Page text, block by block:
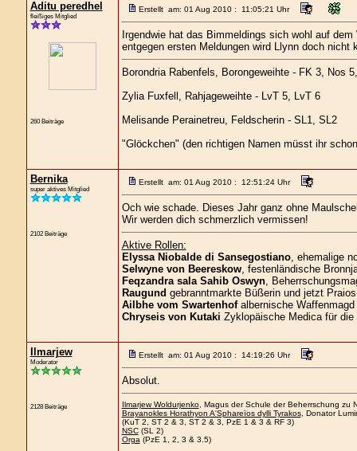
Aditu peredhel
fleißiges Mitglied
260 Beiträge
Erstellt am: 01 Aug 2010 : 11:05:21 Uhr
Irgendwie hat das Bimmeldings sich wohl auf
entgegen ersten Meldungen wird Llynn doch nicht
Borondria Rabenfels, Borongeweihte - FK 3, Nos
Zylia Fuxfell, Rahjageweihte - LvT 5, LvT 6
Melisande Perainetreu, Feldscherin - SL1, SL2
"Glöckchen" (den richtigen Namen müsst ihr
Bernika
super aktives Mitglied
2102 Beiträge
Erstellt am: 01 Aug 2010 : 12:51:24 Uhr
Och wie schade. Dieses Jahr ganz ohne
Wir werden dich schmerzlich vermissen!
Aktive Rollen:
Elyssa Niobalde di Sansegostiano, ehemalige
Selwyne von Beereskow, festenländische
Feqzandra sala Sahib Oswyn,
Raugund gebranntmarkte Büßerin und jetzt
Ailbhe vom Swartenhofalbernische Waffenmagd
Chryseis von Kutaki Zyklopäische Medica für
Ilmarjew
Moderator
2128 Beiträge
Erstellt am: 01 Aug 2010 : 14:19:26 Uhr
Absolut.
Ilmarjew Woldurjenko, Magus der Schule der Beherrschung zu
Brayanokles Horathyon A'Sphareïos dylli Tyrakos, Donator
(KuT 2, ST 2 & 3, ST 2 & 3, PzE 1 & 3 & RF 3)
NSC(SL 2)
Orga (PzE 1, 2, 3 & 3.5)